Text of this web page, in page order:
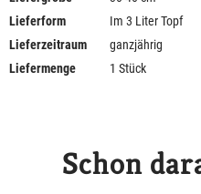
Lieferform
Im 3 Liter Topf
Lieferzeitraum
ganzjährig
Liefermenge
1 Stück
Schon